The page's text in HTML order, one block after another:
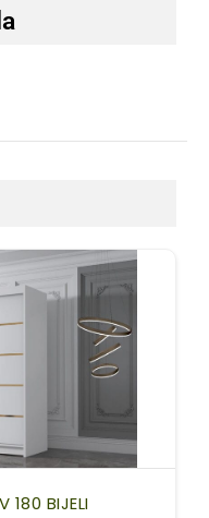
180 BIJELI